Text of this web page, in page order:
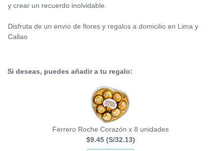
y crear un recuerdo inolvidable.
Disfruta de un envío de flores y regalos a domicilio en Lima y
Callao
Si deseas, puedes añadir a tu regalo:
Ferrero Roche Corazón x 8 unidades
$9.45 (S/32.13)